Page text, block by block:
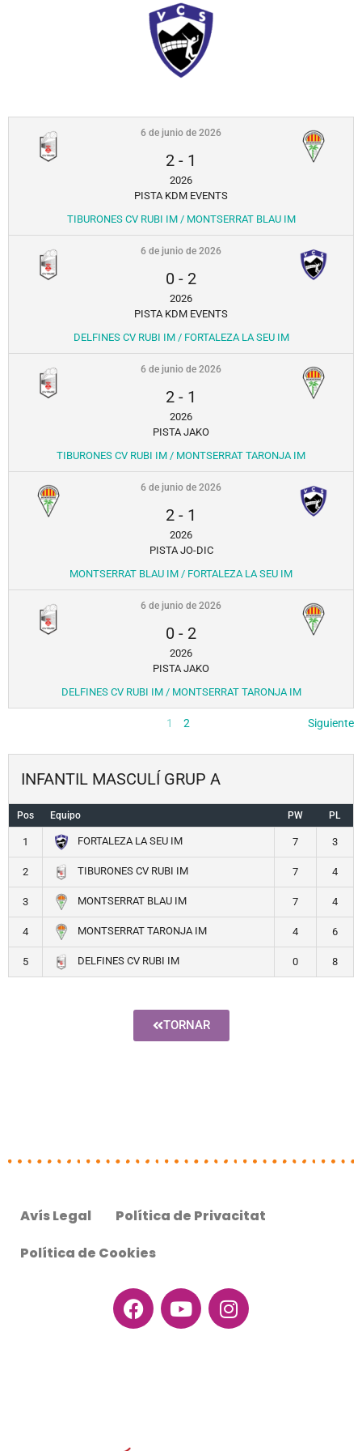
6 de junio de 2026
2 - 1
2026
PISTA KDM EVENTS
TIBURONES CV RUBI IM / MONTSERRAT BLAU IM
6 de junio de 2026
0 - 2
2026
PISTA KDM EVENTS
DELFINES CV RUBI IM / FORTALEZA LA SEU IM
6 de junio de 2026
2 - 1
2026
PISTA JAKO
TIBURONES CV RUBI IM / MONTSERRAT TARONJA IM
6 de junio de 2026
2 - 1
2026
PISTA JO-DIC
MONTSERRAT BLAU IM / FORTALEZA LA SEU IM
6 de junio de 2026
0 - 2
2026
PISTA JAKO
DELFINES CV RUBI IM / MONTSERRAT TARONJA IM
1 2 Siguiente
INFANTIL MASCULÍ GRUP A
Pos Equipo PW PL
1 FORTALEZA LA SEU IM 7 3
2 TIBURONES CV RUBI IM 7 4
3 MONTSERRAT BLAU IM 7 4
4 MONTSERRAT TARONJA IM 4 6
5 DELFINES CV RUBI IM 0 8
TORNAR
Avís Legal
Política de Privacitat
Política de Cookies
Facebook
YoutubeInstagram